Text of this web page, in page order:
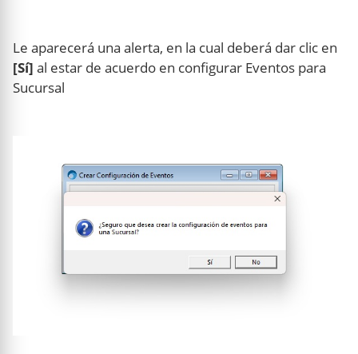
Le aparecerá una alerta, en la cual deberá dar clic en
[Sí] al estar de acuerdo en configurar Eventos para
Sucursal